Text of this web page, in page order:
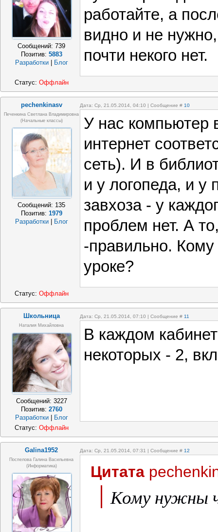
Сообщений:739
Позитив: 5883
Разработки
Блог
работайте, а
видно и не
почти некого нет.
Статус: Оффлайн
pechenkinasv Дата: Ср, 21.05.2014, 04:10 | Сообщение # 10
Печенкина Светлана Владимировна
(начальные классы)
Сообщений: 135
Позитив: 1979
Разработки
Блог
У нас компьютер
интернет
сеть). И в
и у логопеда, и у
завхоза - у
проблем нет. А
-правильно.
уроке?
Статус: Оффлайн
Школьница Дата: Ср, 21.05.2014, 07:10 | Сообщение # 11
Наталия Михайловна
Сообщений: 3227
Позитив: 2760
Разработки
Блог
В каждом
некоторых - 2,
Статус: Оффлайн
Galina1952 Дата: Ср, 21.05.2014, 07:31 | Сообщение # 12
Поспелова Галина Васильевна
(информатика)
Цитата
Кому нужны